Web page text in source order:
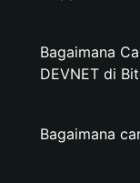
Bagaimana
DEVNET di
Bagaimana